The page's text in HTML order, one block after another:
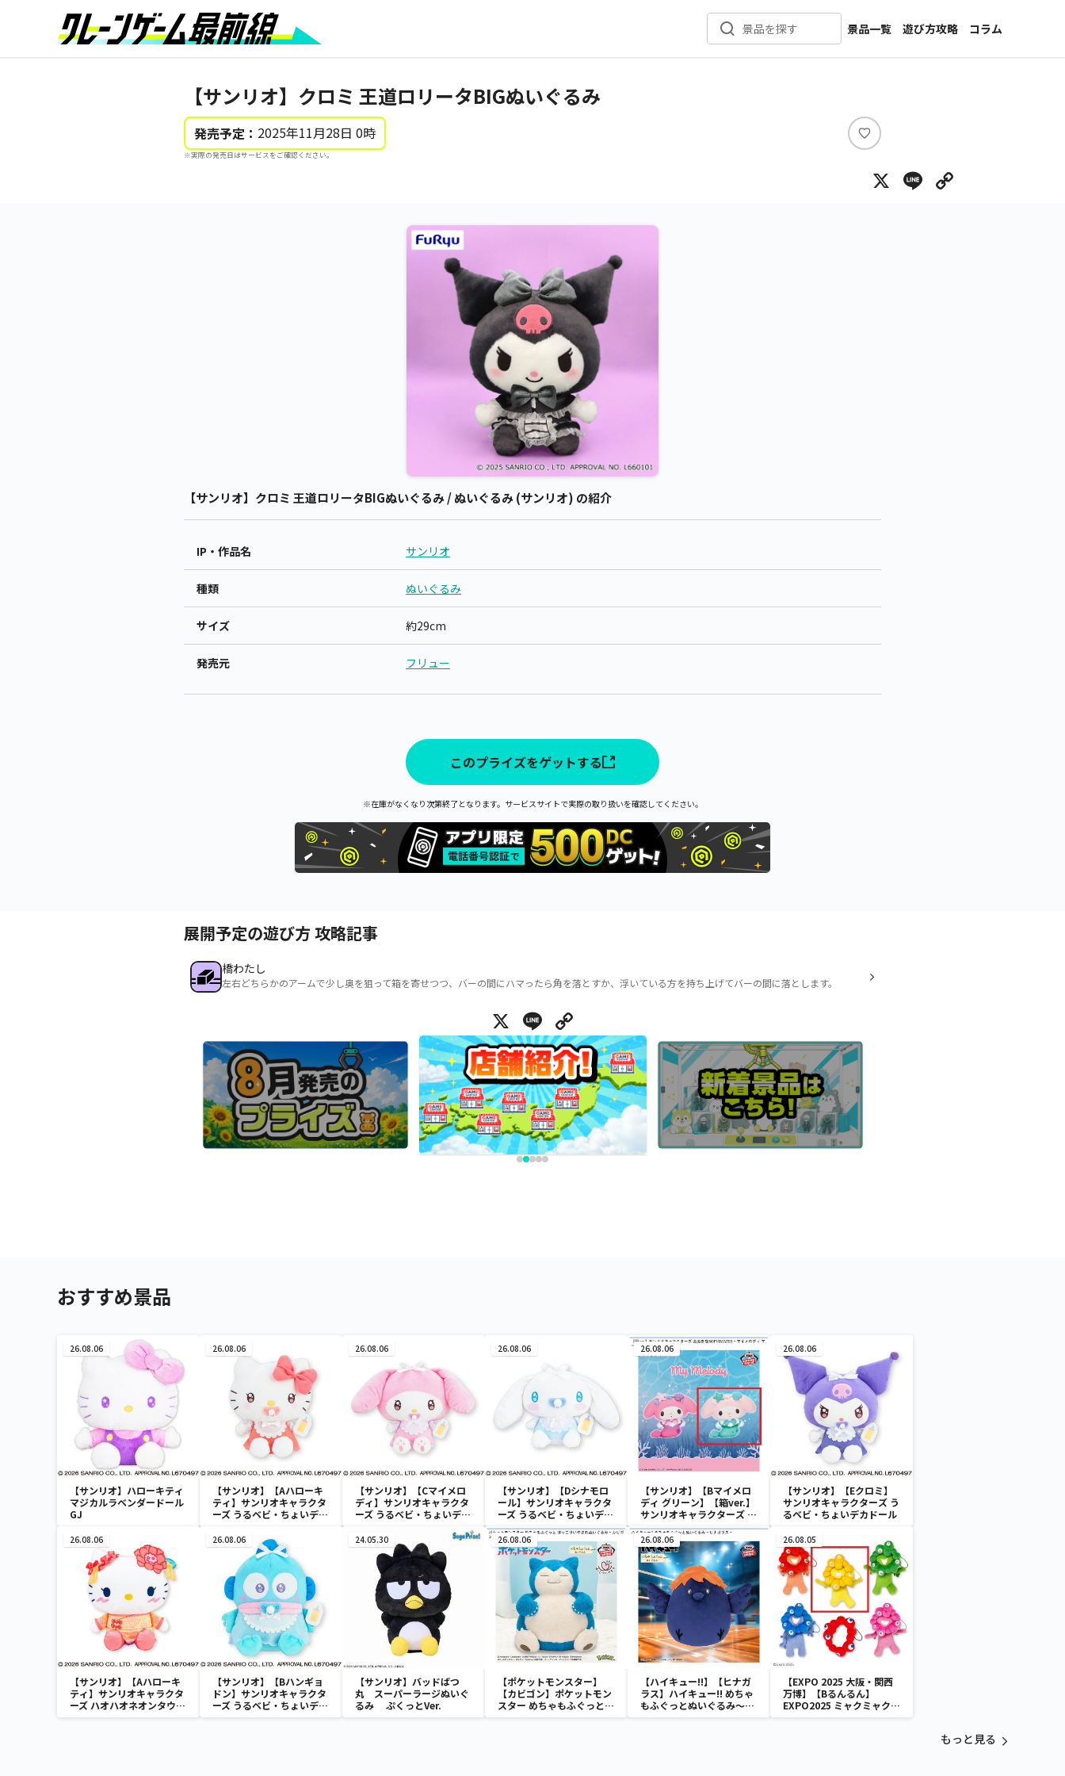
景品を探す
景品一覧
新着景品
メーカー一覧
遊び方攻略
コラム
インタビュー
【サンリオ】クロミ 王道ロリータBIGぬいぐるみ
発売予定： 2025年11月28日 0時
※実際の発売日はサービスをご確認ください。
い
ね
X Line
【サンリオ】クロミ 王道ロリータBIGぬいぐるみ / ぬいぐるみ (サンリオ) の紹介
IP・作品名 サンリオ
種類 ぬいぐるみ
サイズ 約29cm
発売元 フリュー
このプライズをゲットする
※在庫がなくなり次第終了となります。サービスサイトで実際の取り扱いを確認してください。
展開予定の遊び方 攻略記事
橋わたし
左右どちらかのアームで少し奥を狙って箱を寄せつつ、バーの間にハマったら角を落とすか、浮いている方を持ち上げてバーの間に落とします。
X Line
おすすめ景品
26.08.06
【サンリオ】ハローキティ
マジカルラベンダードール
GJ
26.08.06
【サンリオ】【Aハローキ
ティ】サンリオキャラクタ
ーズ うるベビ・ちょいデカ
26.08.06
【サンリオ】【Cマイメロ
ディ】サンリオキャラクタ
ーズ うるベビ・ちょいデカ
26.08.06
【サンリオ】【Dシナモロ
ール】サンリオキャラクタ
ーズ うるベビ・ちょいデカ
ドール
26.08.06
【サンリオ】【Bマイメロ
ディ グリーン】【箱ver.】
サンリオキャラクターズ お
おきなSOFVIMATES～マ
イメロディ マーメイドver.
～
26.08.06
【サンリオ】【Eクロミ】
サンリオキャラクターズ う
るベビ・ちょいデカドール
26.08.06
【サンリオ】【Aハローキ
ティ】サンリオキャラクタ
ーズ ハオハオネオンタウン
ドールBIGタイプ1
26.08.06
【サンリオ】【Bハンギョ
ドン】サンリオキャラクタ
ーズ うるベビ・ちょいデカ
ドール
24.05.30
【サンリオ】バッドばつ
丸 スーパーラージぬいぐ
るみ ぷくっとVer.
26.08.06
【ポケットモンスター】
【カビゴン】ポケットモン
スター めちゃもふぐっと
ほっこりいやされぬいぐる
26.08.06
【ハイキュー!!】【ヒナガ
ラス】ハイキュー!! めちゃ
もふぐっとぬいぐるみ～ヒ
ナガラス～
26.08.05
【EXPO 2025 大阪・関西
万博】【Bるんるん】
EXPO2025 ミャクミャク
カラフルゴム紐付きぬいぐ
もっと見る